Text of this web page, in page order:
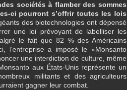
sociétés à flamber des sommes
ci pourront s’offrir toutes les lois
des biotechnologies ont dépensé
une loi prévoyant de labelliser les
le fait que 82 % des Américains
l’entreprise a imposé le «Monsanto
une interdiction de culture, même
aux États-Unis représente un
militants et des agriculteurs
gagner leur combat.